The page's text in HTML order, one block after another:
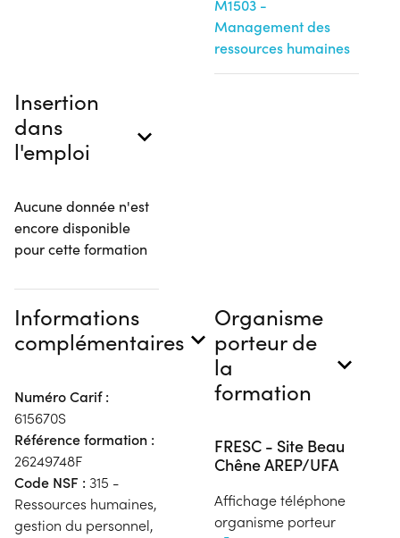
M1503 -
Management des
ressources humaines
Insertion
dans
l'emploi
Aucune donnée n'est
encore disponible
pour cette formation
Informations
complémentaires
Numéro Carif :
615670S
Référence formation :
26249748F
Code NSF : 315 -
Ressources humaines,
gestion du personnel,
Organisme
porteur de
la
formation
FRESC - Site Beau
Chêne AREP/UFA
Affichage téléphone
organisme porteur